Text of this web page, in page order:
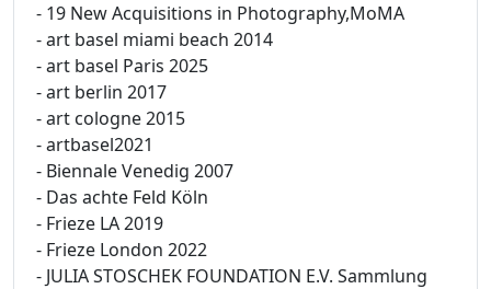
- 19 New Acquisitions in Photography,MoMA
- art basel miami beach 2014
- art basel Paris 2025
- art berlin 2017
- art cologne 2015
- artbasel2021
- Biennale Venedig 2007
- Das achte Feld Köln
- Frieze LA 2019
- Frieze London 2022
- JULIA STOSCHEK FOUNDATION E.V. Sammlung